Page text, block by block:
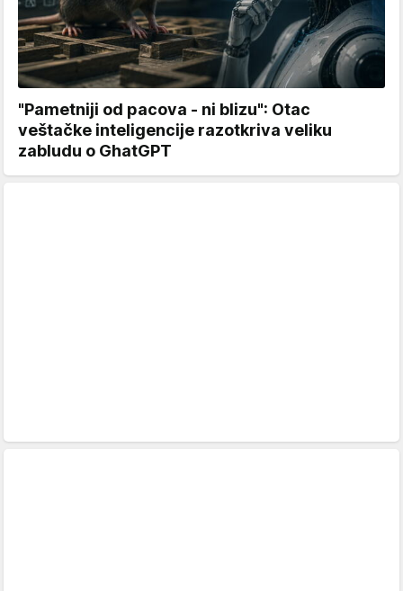
"Pametniji od pacova - ni blizu": Otac
veštačke inteligencije razotkriva veliku
zabludu o GhatGPT